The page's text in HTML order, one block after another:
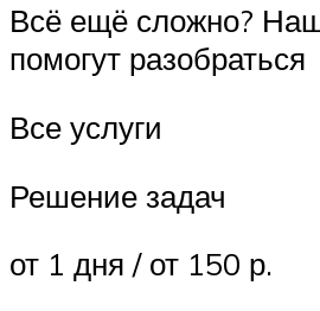
Всё ещё сложно?
помогут разобраться
Все услуги
Решение задач
от 1 дня / от 150 р.